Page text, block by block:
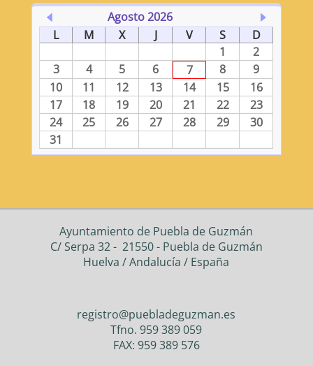
Agosto 2026
L
M X J V S
D
1
2
3
4 5 6 7 8
9
10
11 12 13 14 15
16
17
18 19 20 21 22
23
24
25 26 27 28 29
30
31
Ayuntamiento de Puebla de Guzmán
C/ Serpa 32 - 21550 - Puebla de Guzmán
Huelva / Andalucía / España
registro@puebladeguzman.es
Tfno. 959 389 059
FAX: 959 389 576